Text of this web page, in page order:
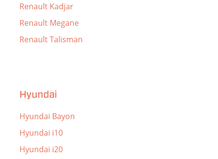
Renault Kadjar
Renault Megane
Renault Talisman
Hyundai
Hyundai Bayon
Hyundai i10
Hyundai i20